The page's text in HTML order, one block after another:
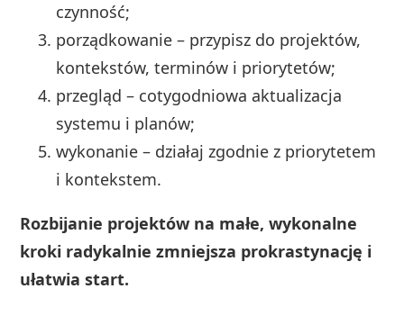
czynność;
porządkowanie – przypisz do projektów,
kontekstów, terminów i priorytetów;
przegląd – cotygodniowa aktualizacja
systemu i planów;
wykonanie – działaj zgodnie z priorytetem
i kontekstem.
Rozbijanie projektów na małe, wykonalne
kroki radykalnie zmniejsza prokrastynację i
ułatwia start.